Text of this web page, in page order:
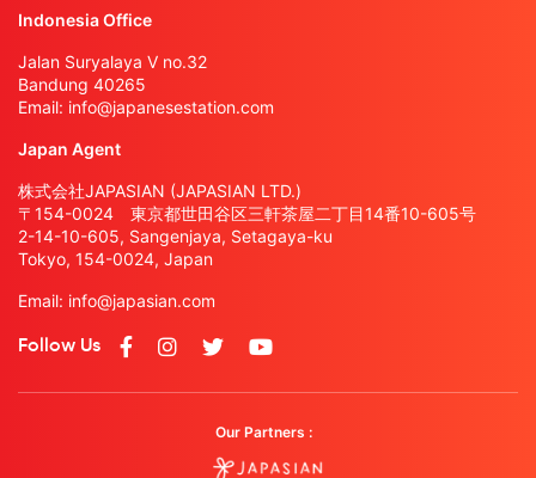
Indonesia Office
Jalan Suryalaya V no.32
Bandung 40265
Email: info@japanesestation.com
Japan Agent
株式会社JAPASIAN (JAPASIAN LTD.)
〒154-0024 東京都世田谷区三軒茶屋二丁目14番10-605号
2-14-10-605, Sangenjaya, Setagaya-ku
Tokyo, 154-0024, Japan
Email: info@japasian.com
Follow Us
Our Partners :